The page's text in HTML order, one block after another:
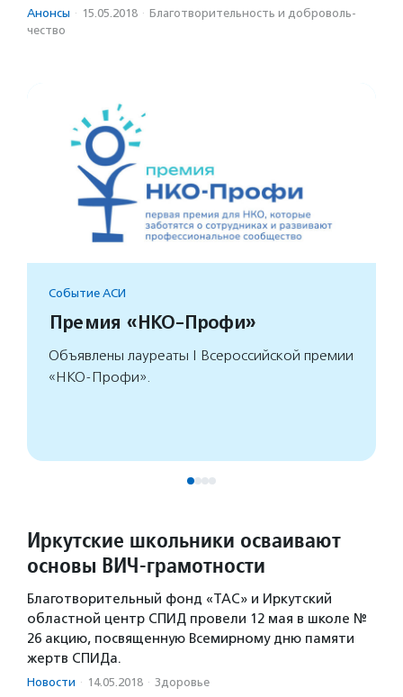
Анонсы · 15.05.2018 · Благотвори­тель­ность и доброволь­
чест­во
Событие АСИ
Премия «НКО-Профи»
Объявлены лауреаты I Всероссийской премии
«НКО-Профи».
Иркутские школьники осваивают
основы ВИЧ-грамотности
Благотворительный фонд «ТАС» и Иркутский
областной центр СПИД провели 12 мая в школе №
26 акцию, посвященную Всемирному дню памяти
жертв СПИДа.
Новости · 14.05.2018 · Здоровье